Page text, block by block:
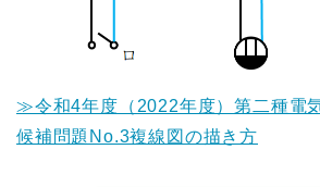
≫令和4年度（2022年度）第二種電
候補問題No.3複線図の描き方